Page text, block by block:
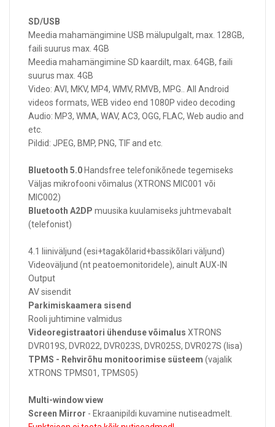
SD/USB
Meedia mahamängimine USB mälupulgalt, max. 128GB,
faili suurus max. 4GB
Meedia mahamängimine SD kaardilt, max. 64GB, faili
suurus max. 4GB
Video: AVI, MKV, MP4, WMV, RMVB, MPG.. All Android
videos formats, WEB video end 1080P video decoding
Audio: MP3, WMA, WAV, AC3, OGG, FLAC, Web audio and
etc.
Pildid: JPEG, BMP, PNG, TIF and etc.
Bluetooth 5.0 Handsfree telefonikõnede tegemiseks
Väljas mikrofooni võimalus (XTRONS MIC001 või
MIC002)
Bluetooth A2DP muusika kuulamiseks juhtmevabalt
(telefonist)
4.1 liiniväljund (esi+tagakõlarid+bassikõlari väljund)
Videoväljund (nt peatoemonitoridele), ainult AUX-IN
Output
AV sisendit
Parkimiskaamera sisend
Rooli juhtimine valmidus
Videoregistraatori ühenduse võimalus XTRONS
DVR019S, DVR022, DVR023S, DVR025S, DVR027S (lisa)
TPMS - Rehvirõhu monitoorimise süsteem (vajalik
XTRONS TPMS01, TPMS05)
Multi-window view
Screen Mirror - Ekraanipildi kuvamine nutiseadmelt.